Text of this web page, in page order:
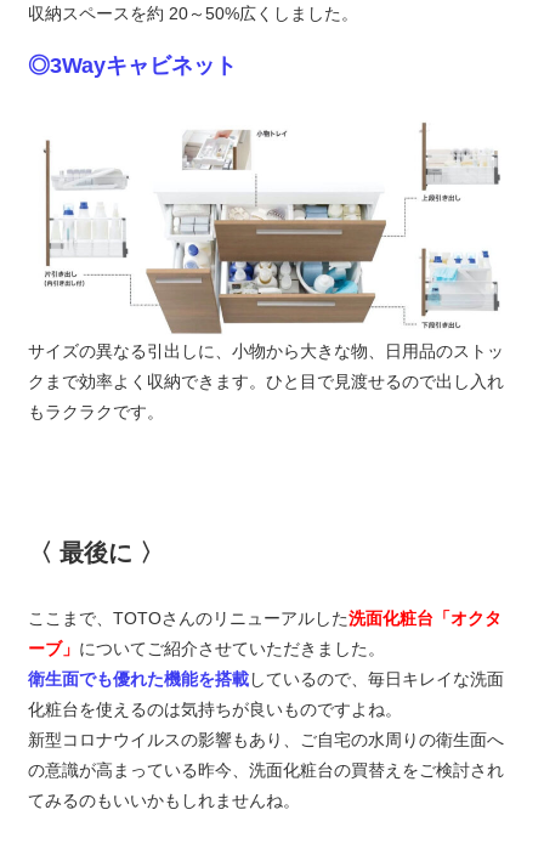
収納スペースを約 20～50%広くしました。
◎3Wayキャビネット
サイズの異なる引出しに、小物から大きな物、日用品のストッ
クまで効率よく収納できます。ひと目で見渡せるので出し入れ
もラクラクです。
〈 最後に 〉
ここまで、TOTOさんのリニューアルした洗面化粧台「オクタ
ーブ」 についてご紹介させていただきました。
衛生面でも優れた機能を搭載しているので、毎日キレイな洗面
化粧台を使えるのは気持ちが良いものですよね。
新型コロナウイルスの影響もあり、ご自宅の水周りの衛生面へ
の意識が高まっている昨今、洗面化粧台の買替えをご検討され
てみるのもいいかもしれませんね。